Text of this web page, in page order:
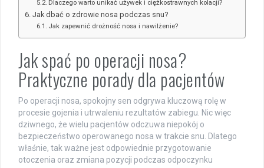
Dlaczego warto unikać używek i ciężkostrawnych kolacji?
Jak dbać o zdrowie nosa podczas snu?
Jak zapewnić drożność nosa i nawilżenie?
Jak spać po operacji nosa?
Praktyczne porady dla pacjentów
Po operacji nosa, spokojny sen odgrywa kluczową rolę w
procesie gojenia i utrwaleniu rezultatów zabiegu. Nic więc
dziwnego, że wielu pacjentów odczuwa niepokój o
bezpieczeństwo operowanego nosa w trakcie snu. Dlatego
właśnie, tak ważne jest odpowiednie przygotowanie
otoczenia oraz zmiana pozycji podczas odpoczynku